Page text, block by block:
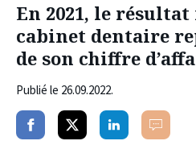
En 2021, le résultat
cabinet dentaire
de son chiffre
Publié le 26.09.2022.
PartagerPartagerPartager